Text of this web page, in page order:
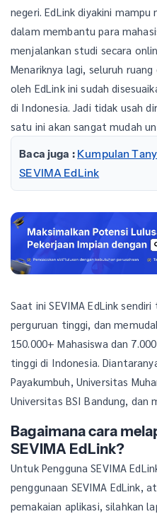
negeri. EdLink diyakini
dalam membantu para
menjalankan studi secara
Menariknya lagi, seluruh
oleh EdLink ini sudah
di Indonesia. Jadi tidak usah
satu ini akan sangat mudah
Baca juga : Kumpulan
SEVIMA EdLink
Saat ini SEVIMA EdLink
perguruan tinggi, dan
150.000+ Mahasiswa dan
tinggi di Indonesia.
Payakumbuh, Universitas
Universitas BSI Bandung, dan
Bagaimana cara
SEVIMA EdLink?
Untuk Pengguna SEVIMA
penggunaan SEVIMA EdLink,
pemakaian aplikasi, silahkan